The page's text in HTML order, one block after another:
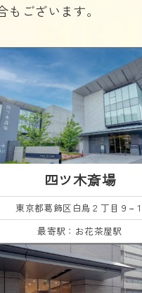
ございます。
四ツ木斎場
東京都葛飾区 白鳥２丁目９−１
最寄駅：お花茶屋駅